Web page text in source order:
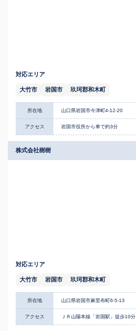
対応エリア
大竹市 岩国市 玖珂郡和木町
所在地 山口県岩国市今津町4-12-20
アクセス 岩国市役所から車で約3分
株式会社樹樹
対応エリア
大竹市 岩国市 玖珂郡和木町
所在地 山口県岩国市麻里布町6-5-13
アクセス ＪＲ山陽本線「岩国駅」徒歩10分